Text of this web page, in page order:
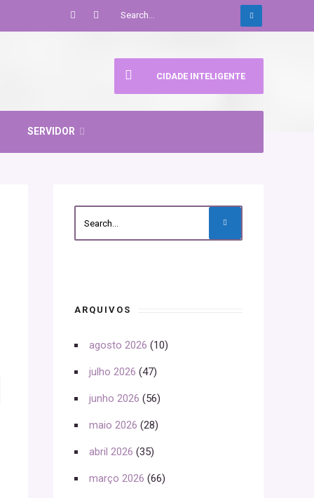
SERVIDOR
CIDADE INTELIGENTE
ARQUIVOS
agosto 2026 (10)
julho 2026 (47)
junho 2026 (56)
maio 2026 (28)
abril 2026 (35)
março 2026 (66)